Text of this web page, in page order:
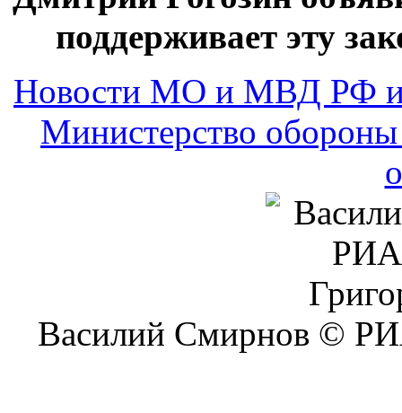
Василий Смирнов ©
Генерал-полковник
начальника Генштаба
планах российского
осенью 2012 года
сообщает 28